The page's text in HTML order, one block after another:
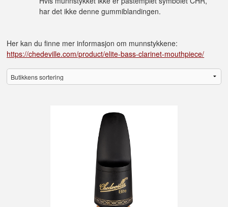
har det ikke denne gummiblandingen.
Her kan du finne mer informasjon om munnstykkene:
https://chedeville.com/product/elite-bass-clarinet-mouthpiece/